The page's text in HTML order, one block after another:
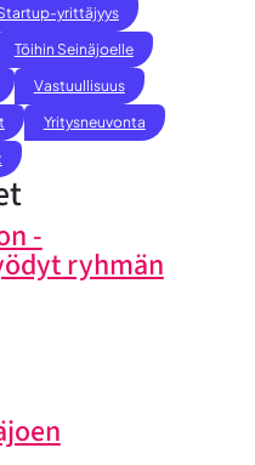
yrittäjyys
Töihin Seinäjoelle
Vastuullisuus
Yritysneuvonta
-
ryhmän